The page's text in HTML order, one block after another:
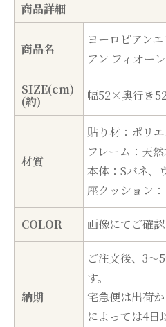
商品詳細
商品名
ヨーロピアン
アン フィオー
SIZE(cm)
(約) 幅52×奥行き
材質
貼り材：ポリ
フレーム：天
本体：Sバネ、
座クッション
COLOR 画像にてご確認
納期
ご注文後、3～
す。
宅急便は出荷
によっては4日